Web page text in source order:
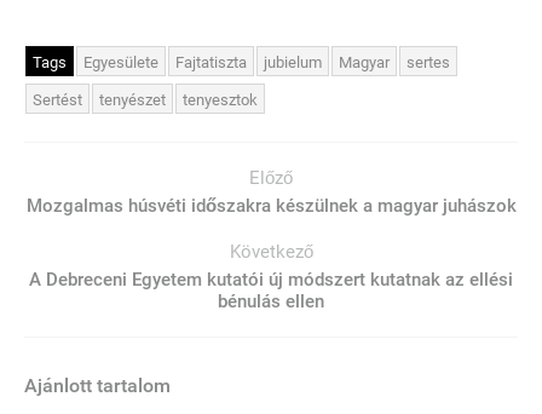
Tags Egyesülete Fajtatiszta jubielum Magyar sertes
Sertést tenyészet tenyesztok
Előző
Mozgalmas húsvéti időszakra készülnek a magyar juhászok
Következő
A Debreceni Egyetem kutatói új módszert kutatnak az ellési
bénulás ellen
Ajánlott tartalom